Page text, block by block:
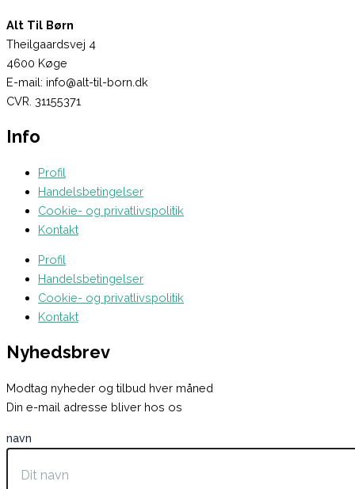
Alt Til Børn
Theilgaardsvej 4
4600 Køge
E-mail: info@alt-til-born.dk
CVR. 31155371
Info
Profil
Handelsbetingelser
Cookie- og privatlivspolitik
Kontakt
Profil
Handelsbetingelser
Cookie- og privatlivspolitik
Kontakt
Nyhedsbrev
Modtag nyheder og tilbud hver måned
Din e-mail adresse bliver hos os
navn